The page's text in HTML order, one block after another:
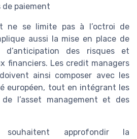
de paiement
ne se limite pas à l’octroi de
aussi la mise en place de
des risques et
financiers. Les credit managers
ainsi composer avec les
européen, tout en intégrant les
l’asset management et des
approfondir la